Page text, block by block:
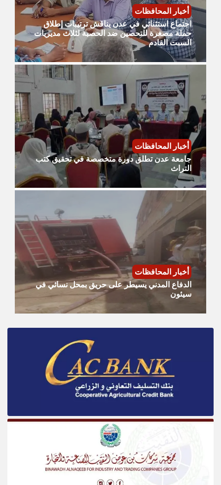
أخبار المحافظات
اجتماع استثنائي في عدن يناقش ترتيبات إطلاق
حملة مصغرة للتحصين ضد الحصبة لثلاث مديريات
السبت القادم
أخبار المحافظات
جامعة عدن تطلق دورة متخصصة في تحقيق كتب
التراث
أخبار المحافظات
الدفاع المدني يسيطر على حريق بمحل نسائي في
سيئون